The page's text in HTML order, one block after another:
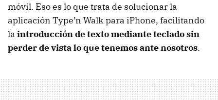
móvil. Eso es lo que trata de solucionar la
aplicación Type’n Walk para iPhone, facilitando
la introducción de texto mediante teclado sin
perder de vista lo que tenemos ante nosotros.